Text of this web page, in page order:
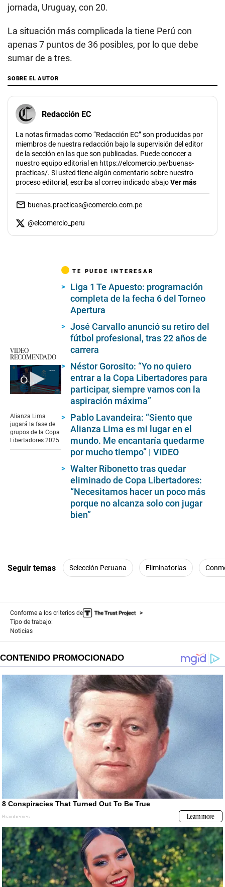
jornada, Uruguay, con 20.
La situación más complicada la tiene Perú con
apenas 7 puntos de 36 posibles, por lo que debe
sumar de a tres.
SOBRE EL AUTOR
Redacción EC
La notas firmadas como “Redacción EC” son producidas por
miembros de nuestra redacción bajo la supervisión del editor
de la sección en las que son publicadas. Puede conocer a
nuestro equipo editorial en https://elcomercio.pe/buenas-
practicas/. Si usted tiene algún comentario sobre nuestro
proceso editorial, escriba al correo indicado abajoVer más
buenas.practicas@comercio.com.pe
@elcomercio_peru
VIDEO
RECOMENDADO
Óscar del Portal responde a Néstor Gorosito
of
39
seconds
Alianza Lima
jugará la fase de
grupos de la Copa
Libertadores 2025
TE PUEDE INTERESAR
Liga 1 Te Apuesto: programación
completa de la fecha 6 del Torneo
Apertura
José Carvallo anunció su retiro del
fútbol profesional, tras 22 años de
carrera
Néstor Gorosito: “Yo no quiero
entrar a la Copa Libertadores para
participar, siempre vamos con la
aspiración máxima”
Pablo Lavandeira: “Siento que
Alianza Lima es mi lugar en el
mundo. Me encantaría quedarme
por mucho tiempo” | VIDEO
Walter Ribonetto tras quedar
eliminado de Copa Libertadores:
“Necesitamos hacer un poco más
porque no alcanza solo con jugar
bien”
Seguir temas Selección Peruana Eliminatorias
Conforme a los criterios de
Tipo de trabajo:
Noticias